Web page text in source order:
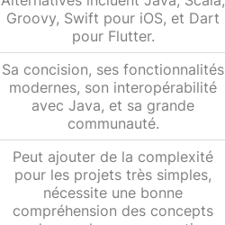
Groovy, Swift pour iOS, et Dart
pour Flutter.
Sa concision, ses fonctionnalités
modernes, son interopérabilité
avec Java, et sa grande
communauté.
Peut ajouter de la complexité
pour les projets très simples,
nécessite une bonne
compréhension des concepts